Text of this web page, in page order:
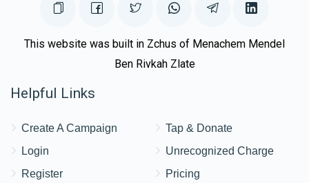
This website was built in Zchus of Menachem Mendel
Ben Rivkah Zlate
Helpful Links
Create A Campaign
Login
Register
Tap & Donate
Unrecognized Charge
Pricing